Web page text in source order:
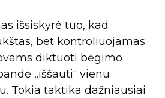
išsiskyrė tuo, kad
bet kontroliuojamas.
diktuoti bėgimo
„iššauti“ vienu
Tokia taktika dažniausiai